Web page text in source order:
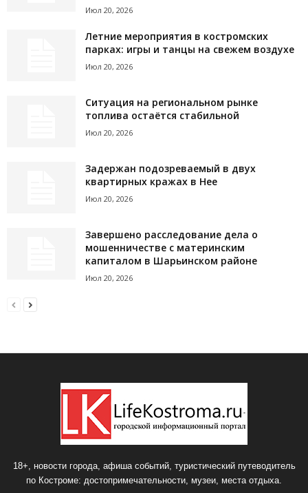
Июл 20, 2026
Летние мероприятия в костромских
парках: игры и танцы на свежем воздухе
Июл 20, 2026
Ситуация на региональном рынке
топлива остаётся стабильной
Июл 20, 2026
Задержан подозреваемый в двух
квартирных кражах в Нее
Июл 20, 2026
Завершено расследование дела о
мошенничестве с материнским
капиталом в Шарьинском районе
Июл 20, 2026
18+, новости города, афиша событий, туристический путеводитель
по Костроме: достопримечательности, музеи, места отдыха.